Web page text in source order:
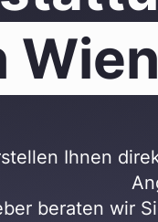
Ihnen
beraten wir